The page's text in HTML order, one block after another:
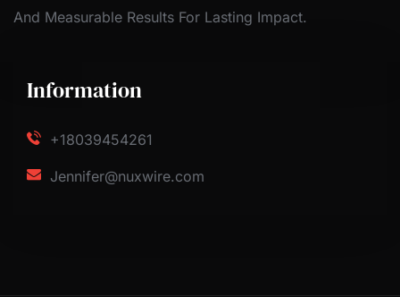
And Measurable Results For Lasting Impact.
Information
+18039454261
Jennifer@nuxwire.com